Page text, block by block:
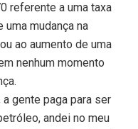
referente a uma taxa
uma mudança na
ao aumento de uma
nenhum momento
gente paga para ser
andei no meu